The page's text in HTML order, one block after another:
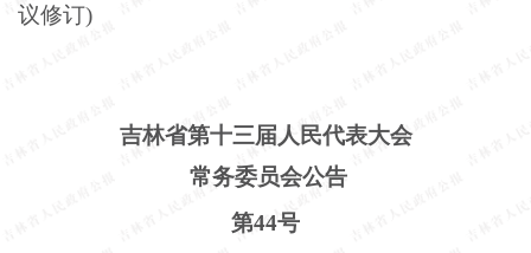
议修订)
吉林省第十三届人民代表大会
常务委员会公告
第44号